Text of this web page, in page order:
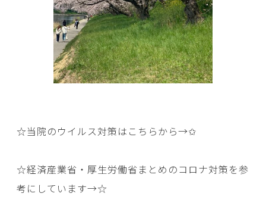
☆当院のウイルス対策はこちらから→✩
☆経済産業省・厚生労働省まとめのコロナ対策を参
考にしています→☆